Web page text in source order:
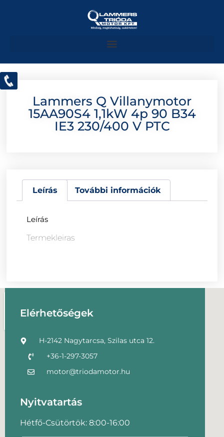
Lammers Q Villanymotor
15AA90S4 1,1kW 4p 90 B34
IE3 230/400 V PTC
Leírás További információk
Leírás
Termekleiras
Elérhetőségek
H-2142 Nagytarcsa, Szilas utca 12.
+36-1-297-3057
motor@triodamotor.hu
Nyitvatartás
Hétfő-Csütörtök: 8:00-16:00